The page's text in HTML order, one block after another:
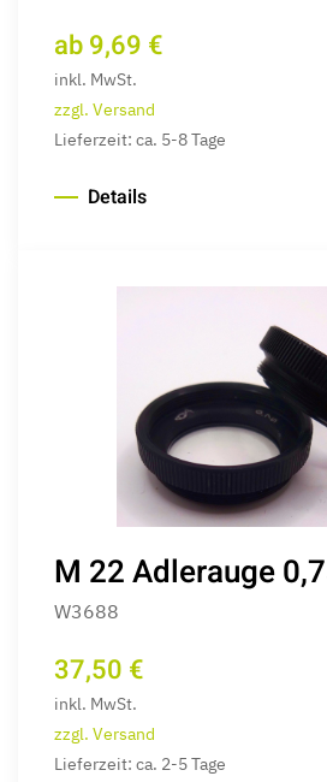
ab 9,69 €
inkl. MwSt.
zzgl. Versand
Lieferzeit: ca. 5-8 Tage
Details
M 22 Adlerauge
W3688
37,50 €
inkl. MwSt.
zzgl. Versand
Lieferzeit: ca. 2-5 Tage